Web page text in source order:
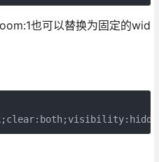
也可以替换为固定的wid